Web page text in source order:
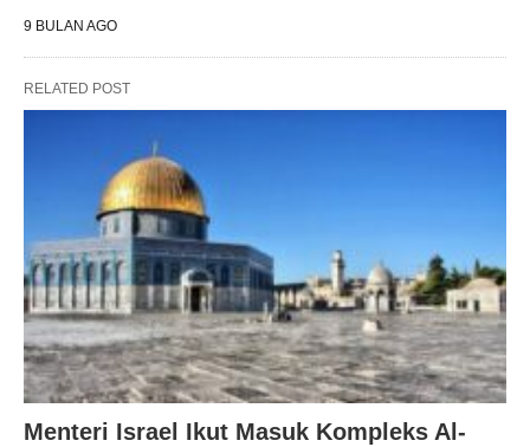
9 BULAN AGO
RELATED POST
Menteri Israel Ikut Masuk Kompleks Al-